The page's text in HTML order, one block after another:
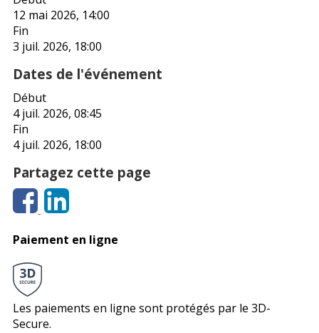
12 mai 2026, 14:00
Fin
3 juil. 2026, 18:00
Dates de l'événement
Début
4 juil. 2026, 08:45
Fin
4 juil. 2026, 18:00
Partagez cette page
Paiement en ligne
Les paiements en ligne sont protégés par le 3D-
Secure.